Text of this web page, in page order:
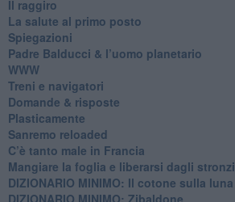
Il raggiro
​La salute al primo posto
Spiegazioni
Padre Balducci & l’uomo planetario
WWW
​Treni e navigatori
​Domande & risposte
​Plasticamente
Sanremo reloaded
C’è tanto male in Francia
​Mangiare la foglia e liberarsi dagli stronzi
DIZIONARIO MINIMO: Il cotone sulla luna
DIZIONARIO MINIMO: Zibaldone